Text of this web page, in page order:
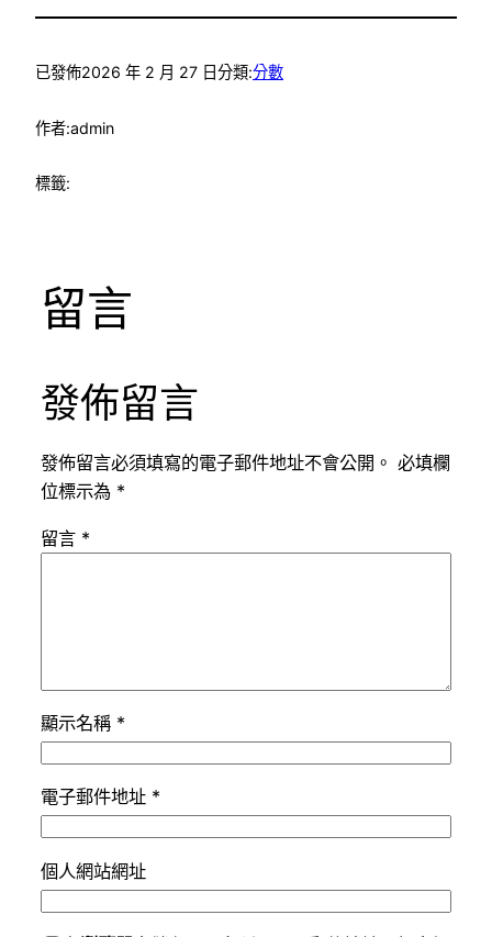
已發佈2026 年 2 月 27 日分類:分數
作者:admin
標籤:
留言
發佈留言
發佈留言必須填寫的電子郵件地址不會公開。 必填欄
位標示為 *
留言 *
顯示名稱 *
電子郵件地址 *
個人網站網址